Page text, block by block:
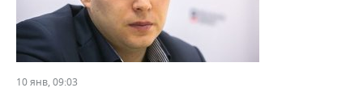
10 янв, 09:03